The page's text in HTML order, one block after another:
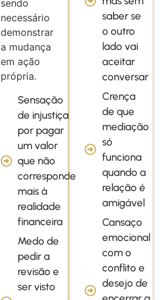
sendo
necessário
demonstrar
a mudança
em ação
própria.
Sensação
de injustiça
por pagar
um valor
que não
corresponde
mais à
realidade
financeira
Medo de
pedir a
revisão e
ser visto
saber se
o outro
lado vai
aceitar
conversar
Crença
de que
mediação
só
funciona
quando a
relação é
amigável
Cansaço
emocional
com o
conflito e
desejo de